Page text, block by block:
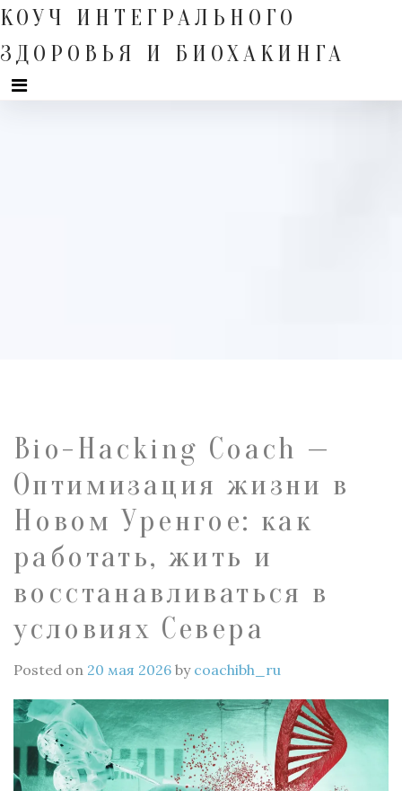
Skip
to
КОУЧ ИНТЕГРАЛЬНОГО
ЗДОРОВЬЯ И БИОХАКИНГА
Bio-Hacking Coach —
Оптимизация жизни в
Новом Уренгое: как
работать, жить и
восстанавливаться в
условиях Севера
Posted on 20 мая 2026 by coachibh_ru